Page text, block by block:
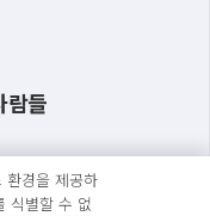
람들
환경을 제공하
식별할 수 없